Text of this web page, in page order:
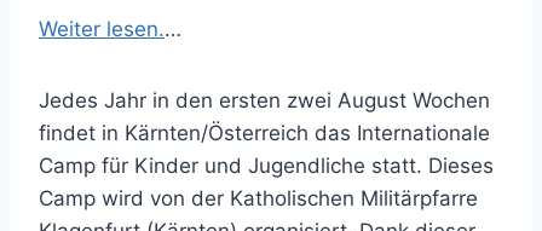
Weiter lesen.…
Jedes Jahr in den ersten zwei August Wochen
findet in Kärnten/Österreich das Internationale
Camp für Kinder und Jugendliche statt. Dieses
Camp wird von der Katholischen Militärpfarre